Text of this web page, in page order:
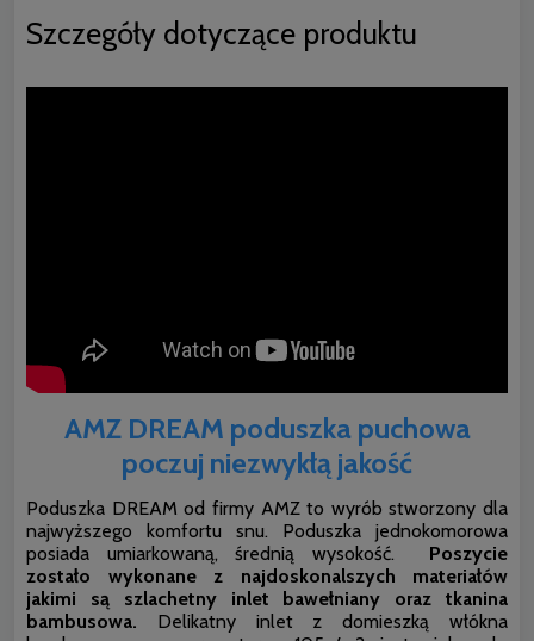
Szczegóły dotyczące produktu
AMZ DREAM poduszka puchowa
poczuj niezwykłą jakość
Poduszka DREAM od firmy AMZ to wyrób stworzony dla
najwyższego komfortu snu. Poduszka jednokomorowa
posiada umiarkowaną, średnią wysokość. Poszycie
zostało wykonane z najdoskonalszych materiałów
jakimi są szlachetny inlet bawełniany oraz tkanina
bambusowa. Delikatny inlet z domieszką włókna